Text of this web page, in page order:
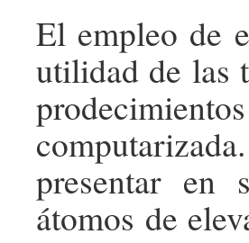
El empleo de
utilidad de las
presentar en
átomos de